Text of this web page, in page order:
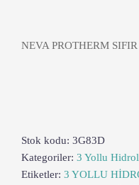
NEVA PROTHERM
Stok kodu: 3G83D
Kategoriler: 3 Yollu
Etiketler: 3 YOLLU